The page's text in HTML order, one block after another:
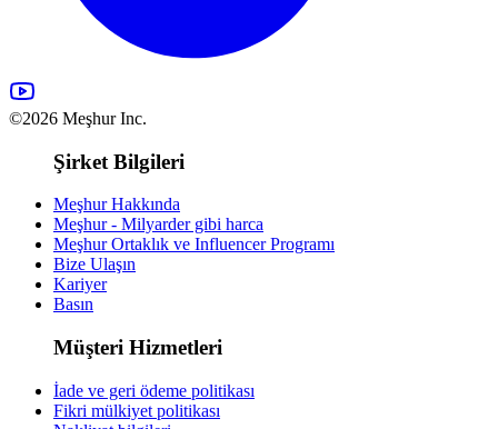
©2026 Meşhur Inc.
Şirket Bilgileri
Meşhur Hakkında
Meşhur - Milyarder gibi harca
Meşhur Ortaklık ve Influencer Programı
Bize Ulaşın
Kariyer
Basın
Müşteri Hizmetleri
İade ve geri ödeme politikası
Fikri mülkiyet politikası